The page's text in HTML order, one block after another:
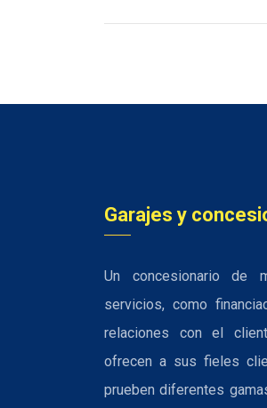
Garajes y
Un concesionario de
servicios, como
relaciones con el
ofrecen a sus fieles
prueben diferentes